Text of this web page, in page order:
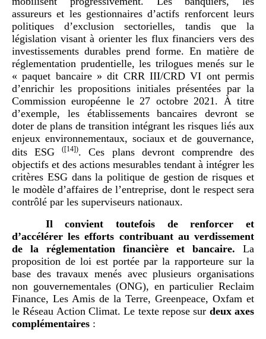
assureurs et les gestionnaires d’actifs renforcent leurs
politiques d’exclusion sectorielles, tandis que la
législation visant à orienter les flux financiers vers des
investissements durables prend forme. En matière de
réglementation prudentielle, les trilogues menés sur le
« paquet bancaire » dit CRR III/CRD VI ont permis
d’enrichir les propositions initiales présentées par la
Commission européenne le 27 octobre 2021. À titre
d’exemple, les établissements bancaires devront se
doter de plans de transition intégrant les risques liés aux
enjeux environnementaux, sociaux et de gouvernance,
dits ESG([14]). Ces plans devront comprendre des
objectifs et des actions mesurables tendant à intégrer les
critères ESG dans la politique de gestion de risques et
le modèle d’affaires de l’entreprise, dont le respect sera
contrôlé par les superviseurs nationaux.
Il convient toutefois de renforcer et
d’accélérer les efforts contribuant au verdissement
de la réglementation financière et bancaire. La
proposition de loi est portée par la rapporteure sur la
base des travaux menés avec plusieurs organisations
non gouvernementales (ONG), en particulier Reclaim
Finance, Les Amis de la Terre, Greenpeace, Oxfam et
le Réseau Action Climat. Le texte repose sur deux axes
complémentaires :